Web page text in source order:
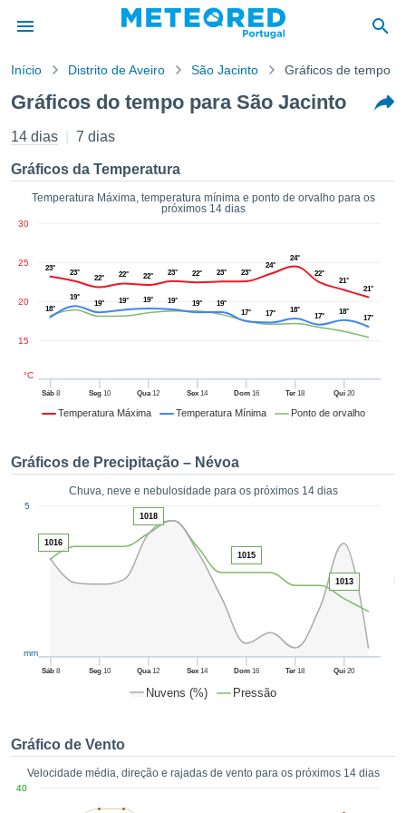
da
foi
por
para
que as
das
e
forma
digital
fornecer-
de alta
a
o
no
como
CONTINUAR
Início Distrito de Aveiro São Jacinto Gráficos de tempo
Gráficos do tempo para São Jacinto
14 dias 7 dias
Gráficos da Temperatura
Temperatura Máxima, temperatura mínima e ponto de orvalho para os
próximos 14 dias
Temperatura Máxima Temperatura Mínima Ponto de orvalho
Sáb8 Seg10 Qua12 Sex 14 Dom16 Ter 18 Qui 20
15
20
25
30
°C
23°
23°
22° 22° 22° 23° 22° 23° 23°
24°
24°
22°
21°
21°
18°
19°
19° 19° 19° 19° 19°
19°
17°
17° 18°
17°
18°
17°
Gráficos de Precipitação – Névoa
Chuva, neve e nebulosidade para os próximos 14 dias
Nuvens (%) Pressão
50
Sáb8 Seg10 Qua12 Sex 14 Dom16 Ter 18 Qui 20
5
mm
1016
1018
1015
1013
Gráfico de Vento
Velocidade média, direção e rajadas de vento para os próximos 14 dias
40